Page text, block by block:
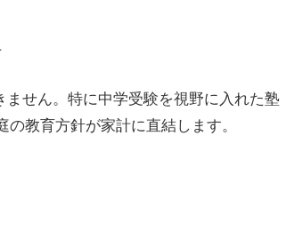
せん。特に中学受験を視野に入れた塾
教育方針が家計に直結します。